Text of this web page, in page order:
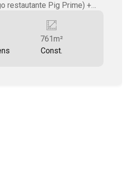
restautante Pig Prime) +
dormitórios reformado) >>>
m2 >>> ÁREA
Valor: R$
761m²
Const.